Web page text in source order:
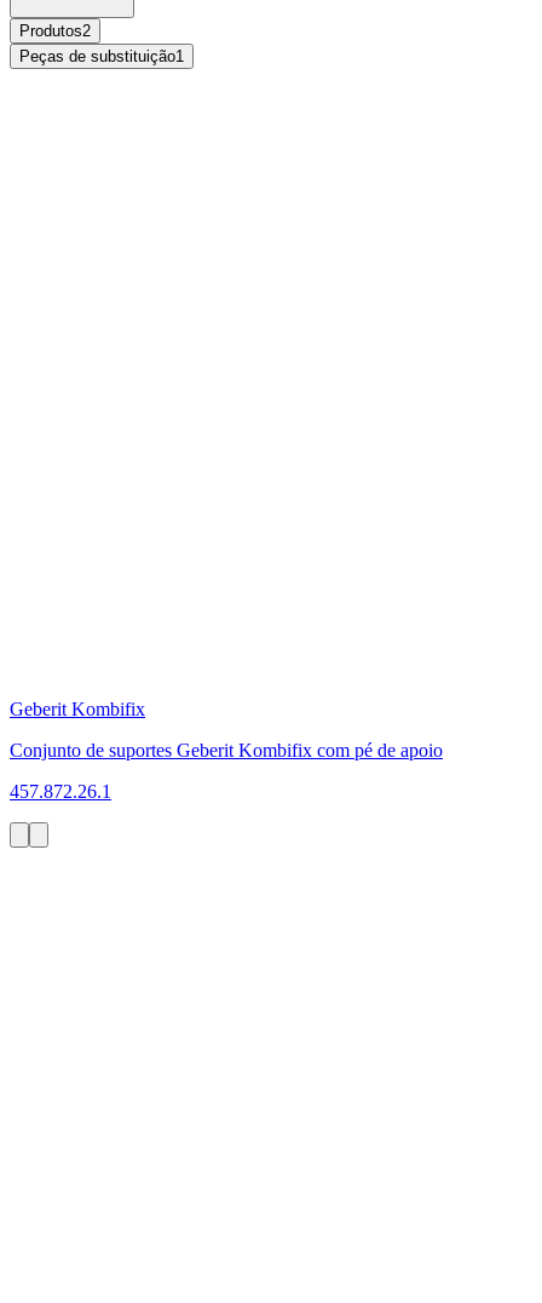
Produtos2
Peças de substituição1
Geberit Kombifix
Conjunto de suportes Geberit Kombifix com pé de apoio
457.872.26.1